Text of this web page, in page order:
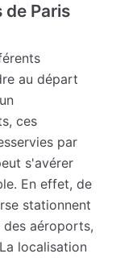
Paris
au départ
ces
par
s'avérer
En effet, de
stationnent
aéroports,
localisation